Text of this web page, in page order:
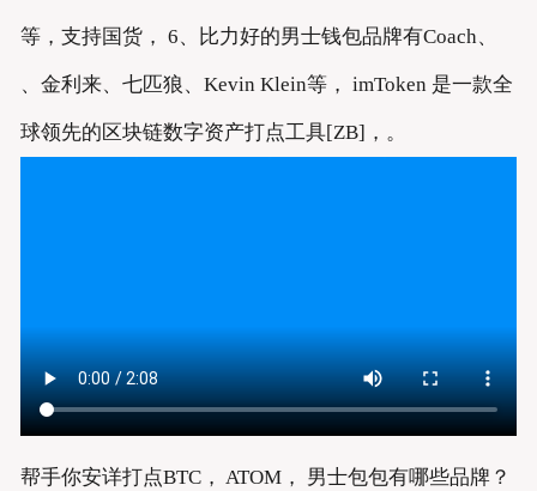
imToken最新版
等，支持国货， 6、比力好的男士钱包品牌有Coach、
、金利来、七匹狼、Kevin Klein等， imToken 是一款全
球领先的区块链数字资产打点工具[ZB]，。
帮手你安详打点BTC， ATOM， 男士包包有哪些品牌？